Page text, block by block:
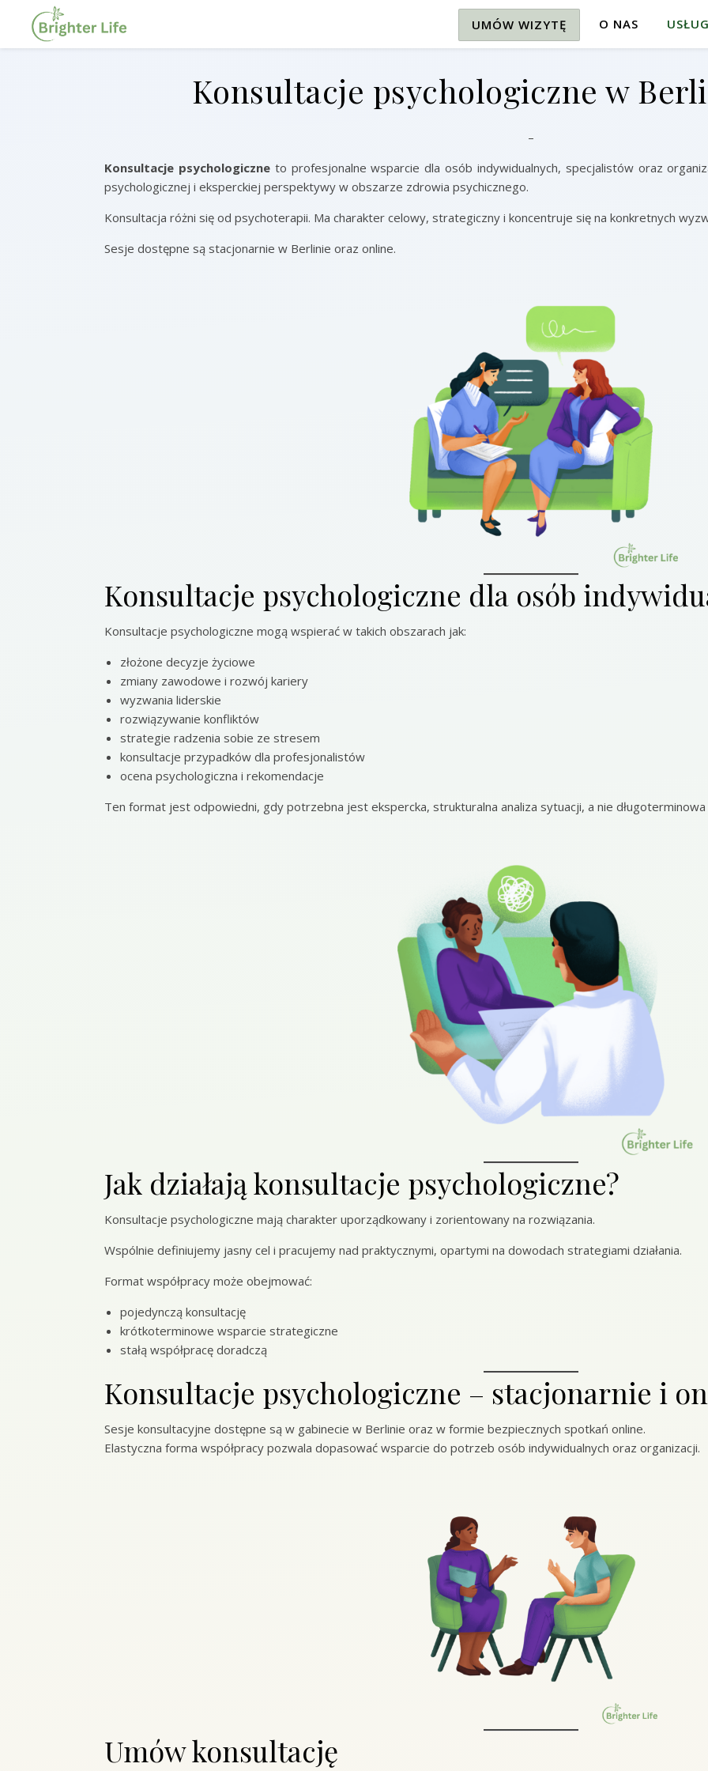
UMÓW WIZYTĘ O NAS
Konsultacje psychologiczne w
–
Konsultacje psychologiczneto profesjonalne wsparcie dla osób indywidualnych, specjalistów oraz
psychologicznej i eksperckiej perspektywy w obszarze zdrowia psychicznego.
Konsultacja różni się od psychoterapii. Ma charakter celowy, strategiczny i koncentruje się na konkretnych
Sesje dostępne są stacjonarnie w Berlinie oraz online.
Konsultacje psychologiczne dla osób
Konsultacje psychologiczne mogą wspierać w takich obszarach jak:
złożone decyzje życiowe
zmiany zawodowe i rozwój kariery
wyzwania liderskie
rozwiązywanie konfliktów
strategie radzenia sobie ze stresem
konsultacje przypadków dla profesjonalistów
ocena psychologiczna i rekomendacje
Ten format jest odpowiedni, gdy potrzebna jest ekspercka, strukturalna analiza sytuacji, a nie
Jak działają konsultacje psychologiczne?
Konsultacje psychologiczne mają charakter uporządkowany i zorientowany na rozwiązania.
Wspólnie definiujemy jasny cel i pracujemy nad praktycznymi, opartymi na dowodach strategiami działania.
Format współpracy może obejmować:
pojedynczą konsultację
krótkoterminowe wsparcie strategiczne
stałą współpracę doradczą
Konsultacje psychologiczne – stacjonarnie i
Sesje konsultacyjne dostępne są w gabinecie w Berlinie oraz w formie bezpiecznych spotkań online.
Elastyczna forma współpracy pozwala dopasować wsparcie do potrzeb osób indywidualnych oraz organizacji.
Umów konsultację